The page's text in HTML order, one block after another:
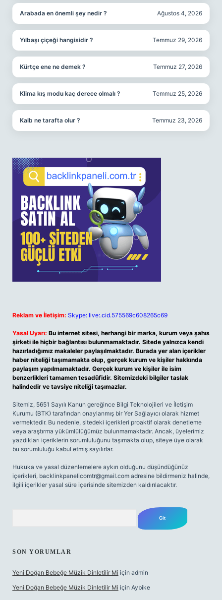
Arabada en önemli şey nedir ? Ağustos 4, 2026
Yılbaşı çiçeği hangisidir ? Temmuz 29, 2026
Kürtçe ene ne demek ? Temmuz 27, 2026
Klima kış modu kaç derece olmalı ? Temmuz 25, 2026
Kalb ne tarafta olur ? Temmuz 23, 2026
Reklam ve İletişim: Skype: live:.cid.575569c608265c69
Yasal Uyarı: Bu internet sitesi, herhangi bir marka, kurum veya şahıs
şirketi ile hiçbir bağlantısı bulunmamaktadır. Sitede yalnızca kendi
hazırladığımız makaleler paylaşılmaktadır. Burada yer alan içerikler
haber niteliği taşımamakta olup, gerçek kurum ve kişiler hakkında
paylaşım yapılmamaktadır. Gerçek kurum ve kişiler ile isim
benzerlikleri tamamen tesadüfidir. Sitemizdeki bilgiler taslak
halindedir ve tavsiye niteliği taşımazlar.
Sitemiz, 5651 Sayılı Kanun gereğince Bilgi Teknolojileri ve İletişim
Kurumu (BTK) tarafından onaylanmış bir Yer Sağlayıcı olarak hizmet
vermektedir. Bu nedenle, sitedeki içerikleri proaktif olarak denetleme
veya araştırma yükümlülüğümüz bulunmamaktadır. Ancak, üyelerimiz
yazdıkları içeriklerin sorumluluğunu taşımakta olup, siteye üye olarak
bu sorumluluğu kabul etmiş sayılırlar.
Hukuka ve yasal düzenlemelere aykırı olduğunu düşündüğünüz
içerikleri, backlinkpanelicomtr@gmail.com adresine bildirmeniz halinde,
ilgili içerikler yasal süre içerisinde sitemizden kaldırılacaktır.
SON YORUMLAR
Yeni Doğan Bebeğe Müzik Dinletilir Mi için admin
Yeni Doğan Bebeğe Müzik Dinletilir Mi için Aybike